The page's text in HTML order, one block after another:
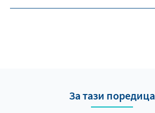
За тази поредица